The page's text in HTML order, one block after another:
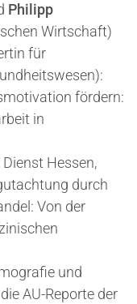
Philipp
Wirtschaft)
für
fördern:
in
Hessen,
durch
Von der
und
AU-Reporte der